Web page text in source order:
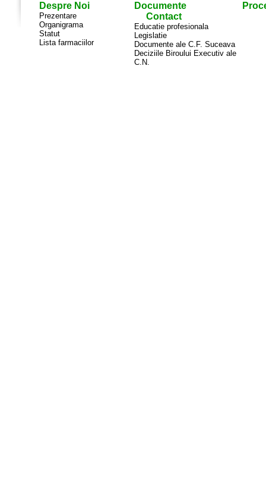
Despre Noi
Prezentare
Organigrama
Statut
Lista farmaciilor
Documente
Contact
Educatie profesionala
Legislatie
Documente ale C.F. Suceava
Deciziile Biroului Executiv ale
C.N.